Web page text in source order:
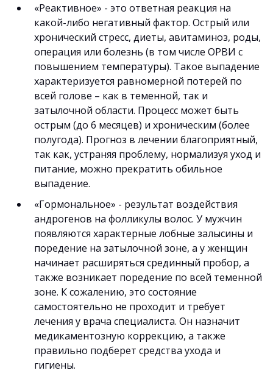
«Реактивное» - это ответная реакция на
какой-либо негативный фактор. Острый или
хронический стресс, диеты, авитаминоз, роды,
операция или болезнь (в том числе ОРВИ с
повышением температуры). Такое выпадение
характеризуется равномерной потерей по
всей голове – как в теменной, так и
затылочной области. Процесс может быть
острым (до 6 месяцев) и хроническим (более
полугода). Прогноз в лечении благоприятный,
так как, устраняя проблему, нормализуя уход и
питание, можно прекратить обильное
выпадение.
«Гормональное» - результат воздействия
андрогенов на фолликулы волос. У мужчин
появляются характерные лобные залысины и
поредение на затылочной зоне, а у женщин
начинает расширяться срединный пробор, а
также возникает поредение по всей теменной
зоне. К сожалению, это состояние
самостоятельно не проходит и требует
лечения у врача специалиста. Он назначит
медикаментозную коррекцию, а также
правильно подберет средства ухода и
гигиены.